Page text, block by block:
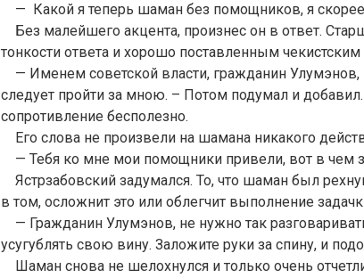
— Какой я теперь шаман без помощников, я скорее
Без малейшего акцента, произнес он в ответ.
тонкости ответа и хорошо поставленным
— Именем советской власти, гражданин
следует пройти за мною. – Потом подумал и
сопротивление бесполезно.
Его слова не произвели на шамана никакого
— Тебя ко мне мои помощники привели, вот в чем
Ястрзабовский задумался. То, что шаман был
в том, осложнит это или облегчит выполнение
— Гражданин Улумэнов, не нужно так
усугублять свою вину. Заложите руки за спину, и
Шаман снова не шелохнулся и только очень